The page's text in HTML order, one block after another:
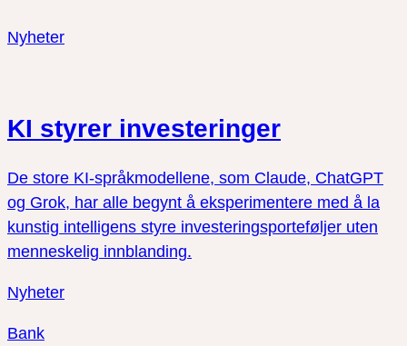
Nyheter
KI styrer investeringer
De store KI-språkmodellene, som Claude, ChatGPT
og Grok, har alle begynt å eksperimentere med å la
kunstig intelligens styre investeringsporteføljer uten
menneskelig innblanding.
Nyheter
Bank